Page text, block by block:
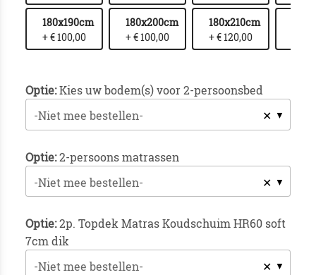
180x190cm
+ € 100,00
180x200cm
+ € 100,00
180x210cm
+ € 120,00
Optie:Kies uw bodem(s) voor 2-persoonsbed
✕
-Niet mee bestellen-
Optie:2-persoons matrassen
✕
-Niet mee bestellen-
Optie:2p. Topdek Matras Koudschuim HR60 soft
7cm dik
✕
-Niet mee bestellen-